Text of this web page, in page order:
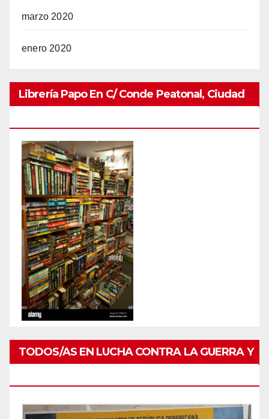
marzo 2020
enero 2020
Librería Papo En C/ Conde Peatonal, Ciudad
TODOS/AS EN LUCHA CONTRA LA GUERRA Y